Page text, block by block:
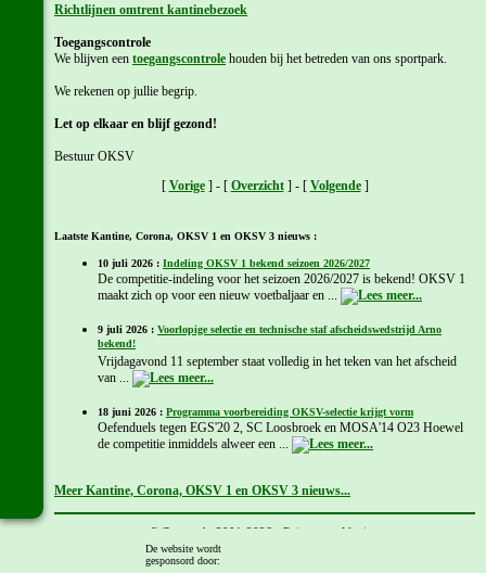
Richtlijnen omtrent kantinebezoek
Toegangscontrole
We blijven een toegangscontrole houden bij het betreden van ons sportpark.
We rekenen op jullie begrip.
Let op elkaar en blijf gezond!
Bestuur OKSV
[ Vorige] - [ Overzicht] - [ Volgende]
Laatste Kantine, Corona, OKSV 1 en OKSV 3 nieuws :
10 juli 2026 : Indeling OKSV 1 bekend seizoen 2026/2027
De competitie-indeling voor het seizoen 2026/2027 is bekend! OKSV 1
maakt zich op voor een nieuw voetbaljaar en ...
9 juli 2026 : Voorlopige selectie en technische staf afscheidswedstrijd Arno
bekend!
Vrijdagavond 11 september staat volledig in het teken van het afscheid
van ...
18 juni 2026 : Programma voorbereiding OKSV-selectie krijgt vorm
Oefenduels tegen EGS'20 2, SC Loosbroek en MOSA'14 O23 Hoewel
de competitie inmiddels alweer een ...
Meer Kantine, Corona, OKSV 1 en OKSV 3 nieuws...
© Copyright 2001-2026 - Privacyverklaring
Gemaakt door:
De website wordt
gesponsord door: